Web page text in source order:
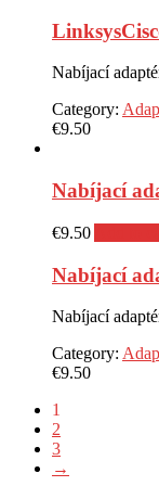
Nabíjací
Category:
€9.50
Nabíjací
€9.50
Nabíjací
Nabíjací
Category:
€9.50
1
2
3
→